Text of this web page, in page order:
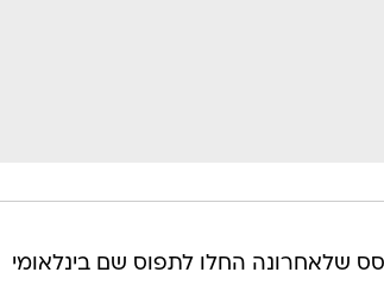
שלאחרונה החלו לתפוס שם בינלאומי